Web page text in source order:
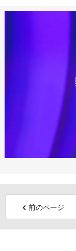
前のページ